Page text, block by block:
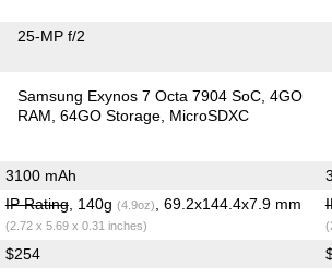
25-MP f/2
Samsung Exynos 7 Octa 7904 SoC 4GO
RAM 64GO Storage MicroSDXC
3100 mAh
IP Rating, 140g (4.9oz) , 69.2x144.4x7.9 mm
(2.72 x 5.69 x 0.31 inches)
$254